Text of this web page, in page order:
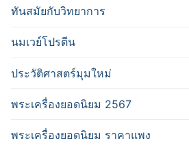
ทันสมัยกับวิทยาการ
นมเวย์โปรตีน
ประวัติศาสตร์มุมใหม่
พระเครื่องยอดนิยม 2567
พระเครื่องยอดนิยม ราคาแพง